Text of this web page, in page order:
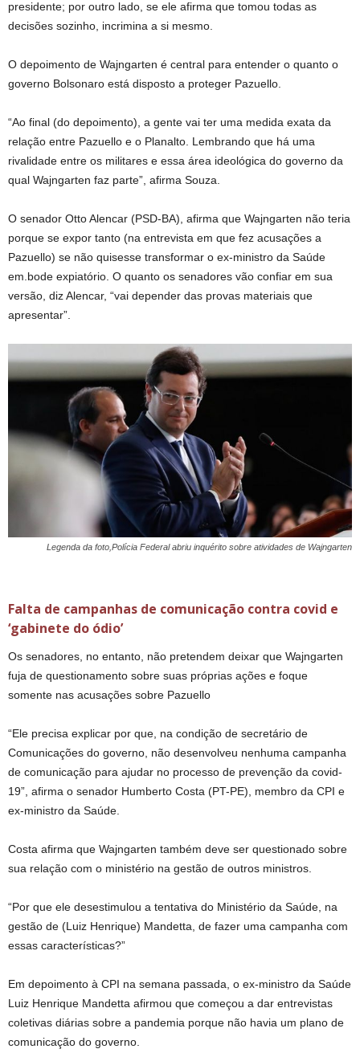
presidente; por outro lado, se ele afirma que tomou todas as
decisões sozinho, incrimina a si mesmo.
O depoimento de Wajngarten é central para entender o quanto o
governo Bolsonaro está disposto a proteger Pazuello.
“Ao final (do depoimento), a gente vai ter uma medida exata da
relação entre Pazuello e o Planalto. Lembrando que há uma
rivalidade entre os militares e essa área ideológica do governo da
qual Wajngarten faz parte”, afirma Souza.
O senador Otto Alencar (PSD-BA), afirma que Wajngarten não teria
porque se expor tanto (na entrevista em que fez acusações a
Pazuello) se não quisesse transformar o ex-ministro da Saúde
em.bode expiatório. O quanto os senadores vão confiar em sua
versão, diz Alencar, “vai depender das provas materiais que
apresentar”.
Legenda da foto,Polícia Federal abriu inquérito sobre atividades de Wajngarten
Falta de campanhas de comunicação contra covid e
‘gabinete do ódio’
Os senadores, no entanto, não pretendem deixar que Wajngarten
fuja de questionamento sobre suas próprias ações e foque
somente nas acusações sobre Pazuello
“Ele precisa explicar por que, na condição de secretário de
Comunicações do governo, não desenvolveu nenhuma campanha
de comunicação para ajudar no processo de prevenção da covid-
19”, afirma o senador Humberto Costa (PT-PE), membro da CPI e
ex-ministro da Saúde.
Costa afirma que Wajngarten também deve ser questionado sobre
sua relação com o ministério na gestão de outros ministros.
“Por que ele desestimulou a tentativa do Ministério da Saúde, na
gestão de (Luiz Henrique) Mandetta, de fazer uma campanha com
essas características?”
Em depoimento à CPI na semana passada, o ex-ministro da Saúde
Luiz Henrique Mandetta afirmou que começou a dar entrevistas
coletivas diárias sobre a pandemia porque não havia um plano de
comunicação do governo.